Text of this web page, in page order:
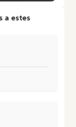
a estes